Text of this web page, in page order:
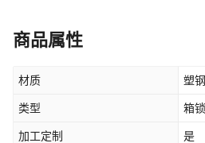
商品属性
材质 塑钢
类型 箱锁
加工定制 是